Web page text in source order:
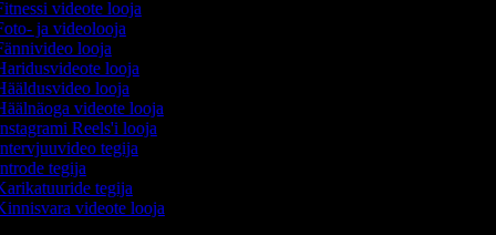
videote looja
ja videolooja
looja
looja
looja
videote looja
Reels'i looja
tegija
tegija
tegija
videote looja